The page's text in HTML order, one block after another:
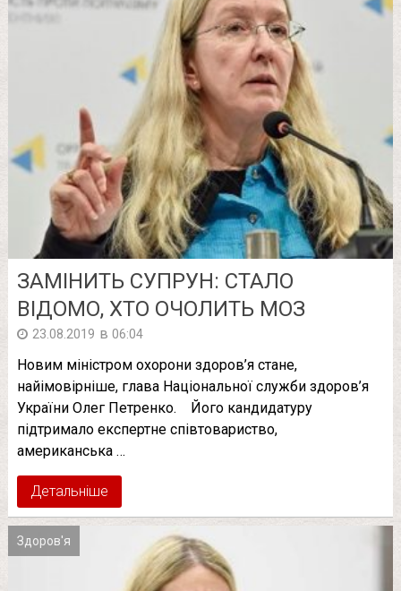
ЗАМІНИТЬ СУПРУН: СТАЛО
ВІДОМО, ХТО ОЧОЛИТЬ МОЗ
23.08.2019 в 06:04
Новим міністром охорони здоров’я стане,
найімовірніше, глава Національної служби здоров’я
України Олег Петренко. Його кандидатуру
підтримало експертне співтовариство,
американська …
Детальніше
Здоров'я